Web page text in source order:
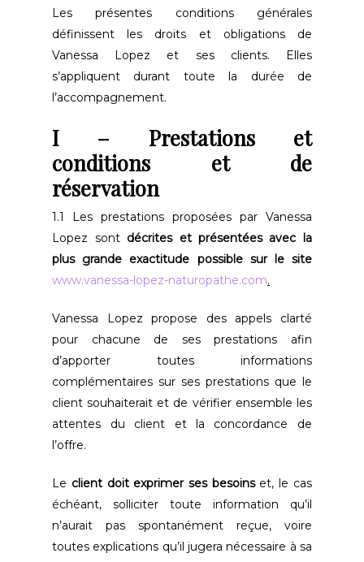
Les présentes conditions générales
définissent les droits et obligations de
Vanessa Lopez et ses clients. Elles
s’appliquent durant toute la durée de
l’accompagnement.
I – Prestations et
conditions et de
réservation
1.1 Les prestations proposées par Vanessa
Lopez sont décrites et présentées avec la
plus grande exactitude possible sur le site
www.vanessa-lopez-naturopathe.com.
Vanessa Lopez propose des appels clarté
pour chacune de ses prestations afin
d’apporter toutes informations
complémentaires sur ses prestations que le
client souhaiterait et de vérifier ensemble les
attentes du client et la concordance de
l’offre.
Le client doit exprimer ses besoinset, le cas
échéant, solliciter toute information qu’il
n’aurait pas spontanément reçue, voire
toutes explications qu’il jugera nécessaire à sa